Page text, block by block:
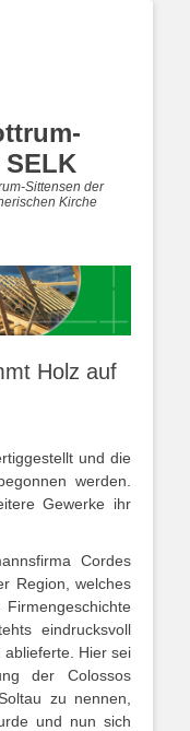
Sittensen der
Kirche
Holz auf
und die
werden.
Gewerke ihr
Cordes
Region, welches
eindrucksvoll
ablieferte. Hier sei
der Colossos
zu nennen,
und nun sich